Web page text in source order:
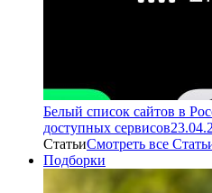
Белый список сайтов в
доступных сервисов
СтатьиСмотреть все
Подборки